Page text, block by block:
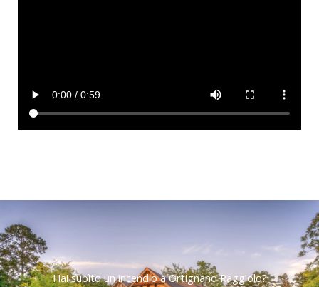
Hai subìto un incendio a Ortignano Raggiolo?